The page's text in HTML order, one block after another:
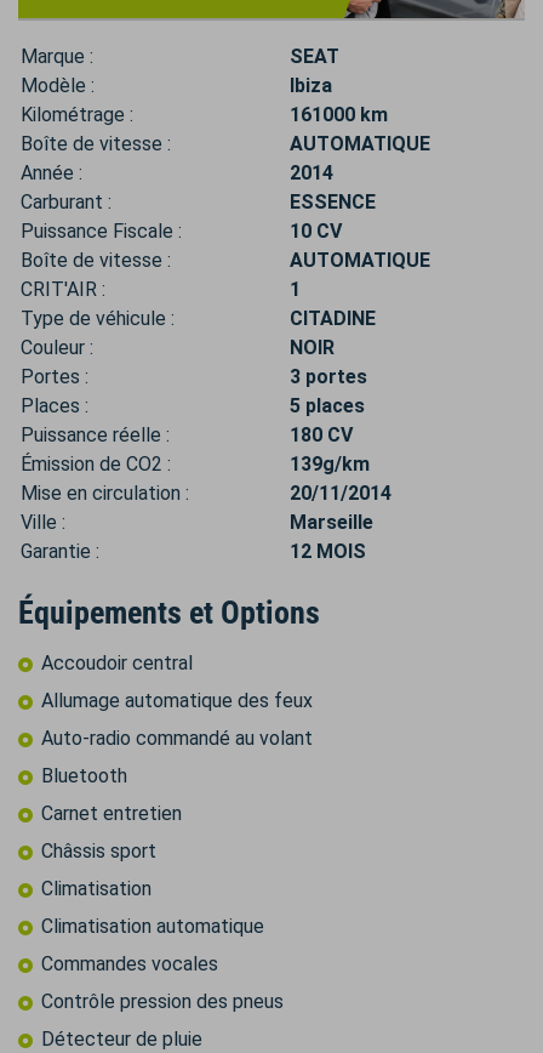
Marque :
SEAT
Modèle :
Ibiza
Kilométrage :
161000 km
Boîte de vitesse :
AUTOMATIQUE
Année :
2014
Carburant :
ESSENCE
Puissance Fiscale :
10 CV
Boîte de vitesse :
AUTOMATIQUE
CRIT'AIR :
1
Type de véhicule :
CITADINE
Couleur :
NOIR
Portes :
3 portes
Places :
5 places
Puissance réelle :
180 CV
Émission de CO2 :
139g/km
Mise en circulation :
20/11/2014
Ville :
Marseille
Garantie :
12 MOIS
Équipements et Options
Accoudoir central
Allumage automatique des feux
Auto-radio commandé au volant
Bluetooth
Carnet entretien
Châssis sport
Climatisation
Climatisation automatique
Commandes vocales
Contrôle pression des pneus
Détecteur de pluie